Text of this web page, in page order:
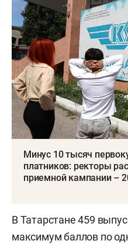
Минус 10 тысяч
платников: ректоры
приемной кампании –
В Татарстане 459
максимум баллов по